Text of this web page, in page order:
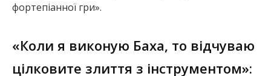
фортепіанної гри».
«Коли я виконую Баха, то відчуваю
цілковите злиття з інструментом»: